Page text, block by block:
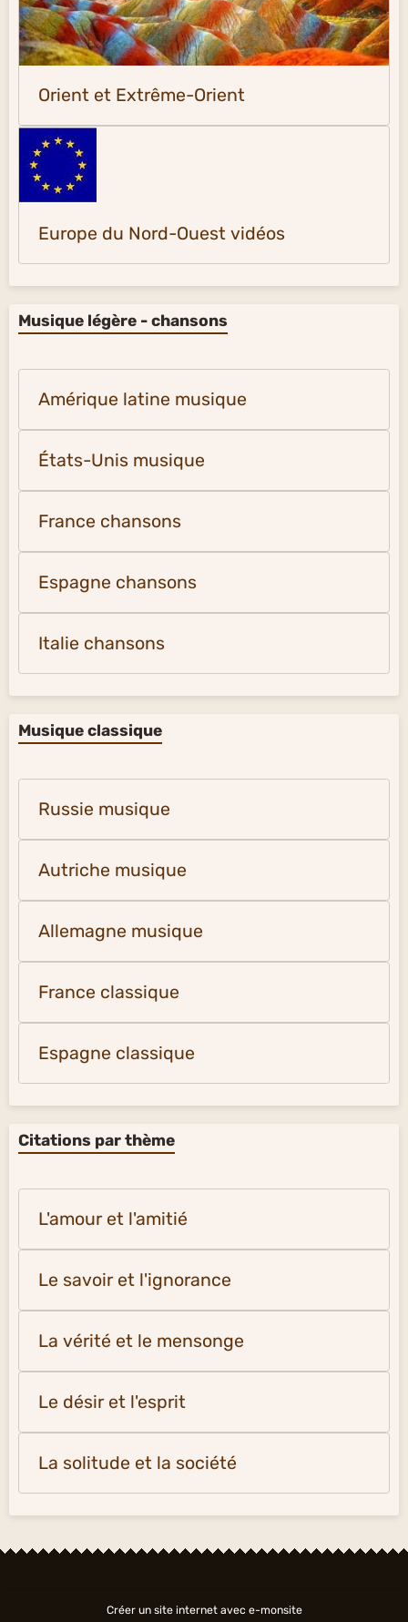
Orient et Extrême-Orient
Europe du Nord-Ouest vidéos
Musique légère - chansons
Amérique latine musique
États-Unis musique
France chansons
Espagne chansons
Italie chansons
Musique classique
Russie musique
Autriche musique
Allemagne musique
France classique
Espagne classique
Citations par thème
L'amour et l'amitié
Le savoir et l'ignorance
La vérité et le mensonge
Le désir et l'esprit
La solitude et la société
Créer un site internet avec e-monsite